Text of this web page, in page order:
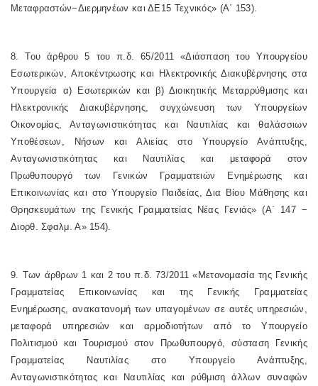
Μεταφραστών−Διερμηνέων και ΔΕ15 Τεχνικός» (Α΄ 153).
8. Του άρθρου 5 του π.δ. 65/2011 «Διάσπαση του Υπουργείου
Εσωτερικών, Αποκέντρωσης και Ηλεκτρονικής Διακυβέρνησης στα
Υπουργεία α) Εσωτερικών και β) Διοικητικής Μεταρρύθμισης και
Ηλεκτρονικής Διακυβέρνησης, συγχώνευση των Υπουργείων
Οικονομίας, Ανταγωνιστικότητας και Ναυτιλίας και θαλάσσιων
Υποθέσεων, Νήσων και Αλιείας στο Υπουργείο Ανάπτυξης,
Ανταγωνιστικότητας και Ναυτιλίας και μεταφορά στον
Πρωθυπουργό των Γενικών Γραμματειών Ενημέρωσης και
Επικοινωνίας και στο Υπουργείο Παιδείας, Δια Βίου Μάθησης και
Θρησκευμάτων της Γενικής Γραμματείας Νέας Γενιάς» (Α΄ 147 −
Διορθ. Σφαλμ. Α» 154).
9. Των άρθρων 1 και 2 του π.δ. 73/2011 «Μετονομασία της Γενικής
Γραμματείας Επικοινωνίας και της Γενικής Γραμματείας
Ενημέρωσης, ανακατανομή των υπαγομένων σε αυτές υπηρεσιών,
μεταφορά υπηρεσιών και αρμοδιοτήτων από το Υπουργείο
Πολιτισμού και Τουρισμού στον Πρωθυπουργό, σύσταση Γενικής
Γραμματείας Ναυτιλίας στο Υπουργείο Ανάπτυξης,
Ανταγωνιστικότητας και Ναυτιλίας και ρύθμιση άλλων συναφών